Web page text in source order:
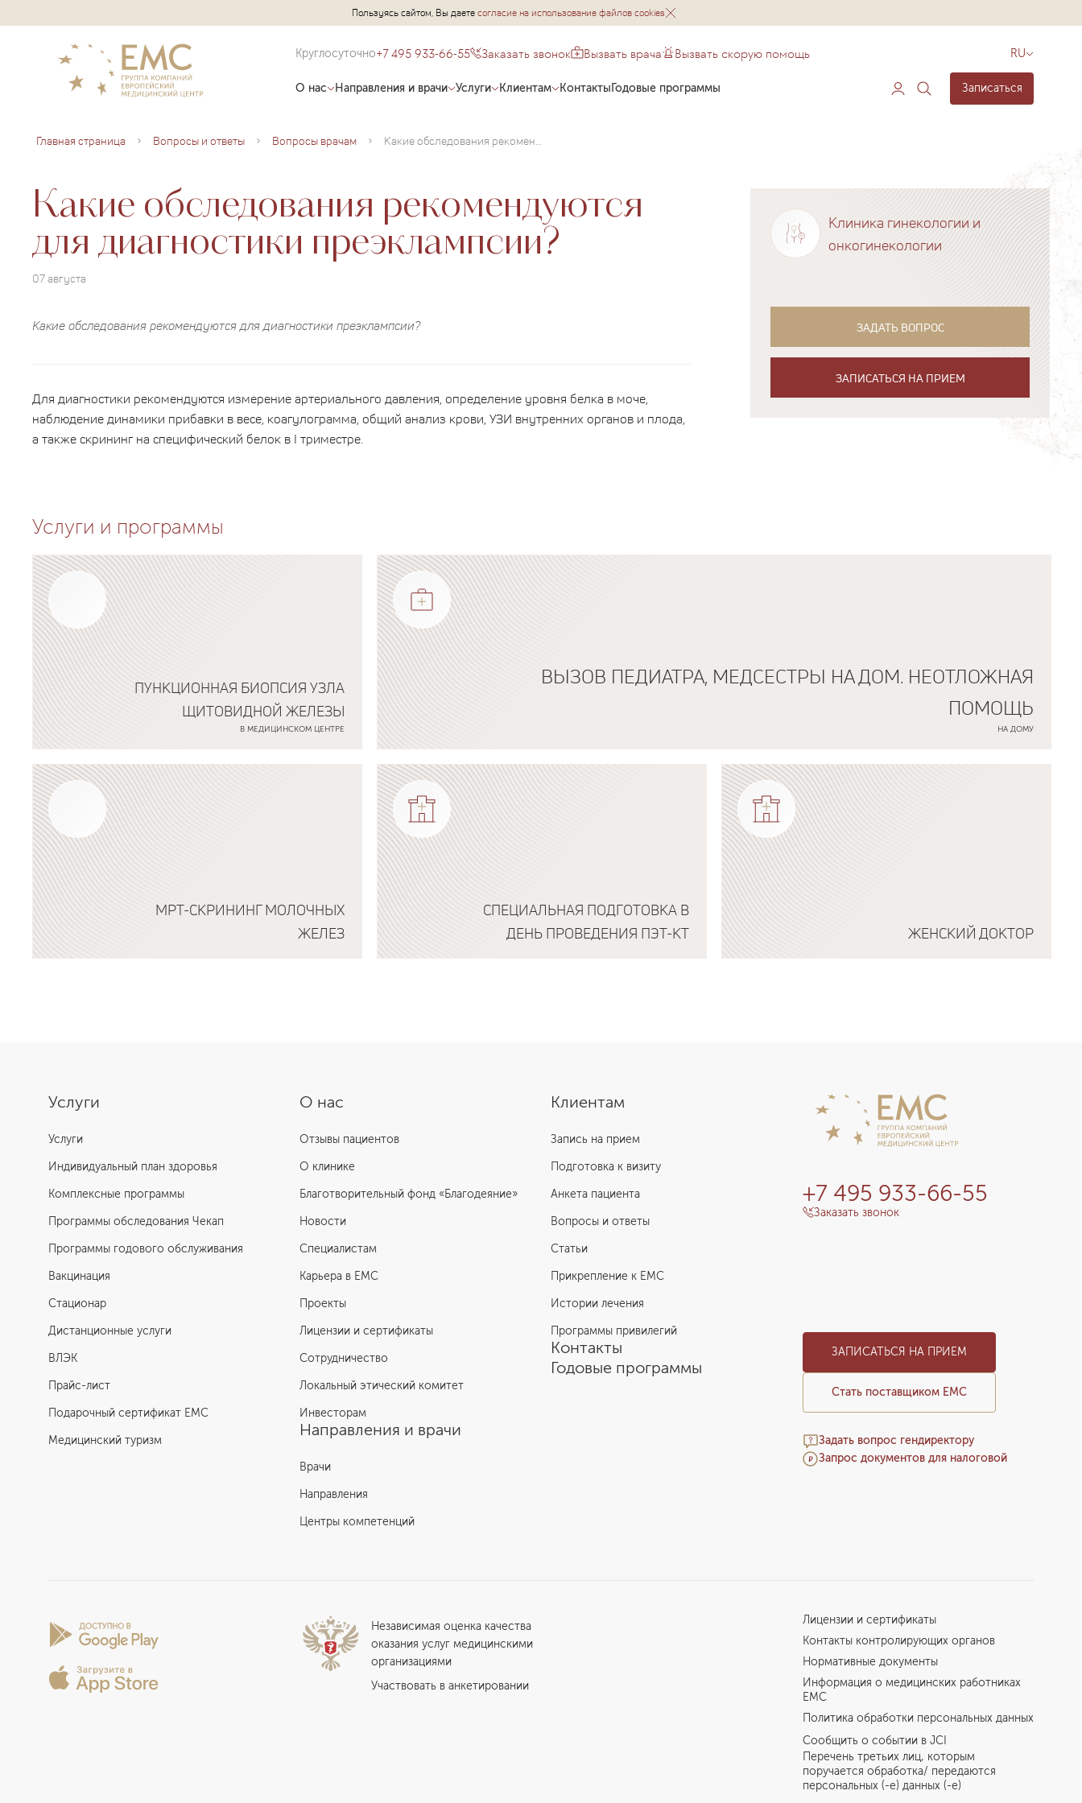
Пользуясь сайтом, Вы даетесогласие на использование файлов cookies
Круглосуточно+7 495 933-66-55 Заказать звонок Вызвать врача Вызвать скорую помощь RU
О нас Направления и врачи Услуги Клиентам КонтактыГодовые программы Записаться
Главная страница Вопросы и ответы Вопросы врачам Какие обследования рекомендуются для диагностики преэклампсии?
Какие обследования рекомендуются
для диагностики преэклампсии?
07 августа
Какие обследования рекомендуются для диагностики преэклампсии?
Для диагностики рекомендуются измерение артериального давления, определение уровня белка в моче,
наблюдение динамики прибавки в весе, коагулограмма, общий анализ крови, УЗИ внутренних органов и плода,
а также скрининг на специфический белок в I триместре.
Клиника гинекологии и
онкогинекологии
ЗАДАТЬ ВОПРОС
ЗАПИСАТЬСЯ НА ПРИЕМ
Услуги и программы
ПУНКЦИОННАЯ БИОПСИЯ УЗЛА
ЩИТОВИДНОЙ ЖЕЛЕЗЫ
В МЕДИЦИНСКОМ ЦЕНТРЕ
Подробнее о программе
ВЫЗОВ ПЕДИАТРА, МЕДСЕСТРЫ НА ДОМ. НЕОТЛОЖНАЯ
ПОМОЩЬ
НА ДОМУ
Подробнее о программе
МРТ-СКРИНИНГ МОЛОЧНЫХ
ЖЕЛЕЗ
СПЕЦИАЛЬНАЯ ПОДГОТОВКА В
ДЕНЬ ПРОВЕДЕНИЯ ПЭТ-КТ
ЖЕНСКИЙ ДОКТОР
О нас
Отзывы пациентов
О клинике
Благотворительный фонд «Благодеяние»
Новости
Специалистам
Карьера в ЕМС
Проекты
Лицензии и сертификаты
Сотрудничество
Локальный этический комитет
Инвесторам
Направления и врачи
Врачи
Направления
Центры компетенций
Услуги
Услуги
Индивидуальный план здоровья
Комплексные программы
Программы обследования Чекап
Программы годового обслуживания
Вакцинация
Стационар
Дистанционные услуги
ВЛЭК
Прайс-лист
Подарочный сертификат EMC
Медицинский туризм
Клиентам
Запись на прием
Подготовка к визиту
Анкета пациента
Вопросы и ответы
Статьи
Прикрепление к EMC
Истории лечения
Программы привилегий
Контакты
Годовые программы
+7 495 933-66-55
Заказать звонок
ЗАПИСАТЬСЯ НА ПРИЕМ
Стать поставщиком ЕМС
Задать вопрос гендиректору
Запрос документов для налоговой
Независимая оценка качества
оказания услуг медицинскими
организациями
Участвовать в анкетировании
Лицензии и сертификаты
Контакты контролирующих органов
Нормативные документы
Информация о медицинских работниках
EMC
Политика обработки персональных данных
Сообщить о событии в JCI
Перечень третьих лиц, которым
поручается обработка/ передаются
персональных (-е) данных (-е)